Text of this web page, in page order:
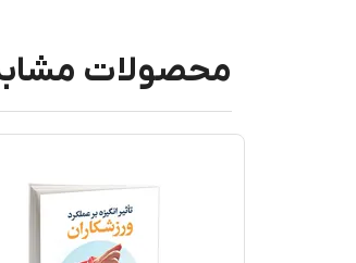
محصولات